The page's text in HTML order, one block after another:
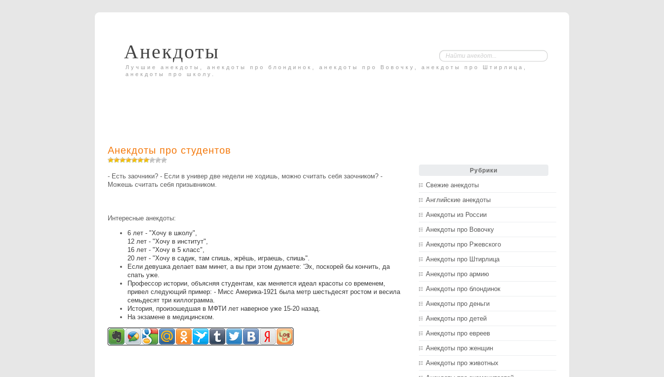
Анекдоты
Лучшие анекдоты, анекдоты про блондинок, анекдоты про Вовочку, анекдоты про Штирлица,
анекдоты про школу.
Анекдоты про студентов
- Есть заочники? - Если в универ две недели не ходишь, можно считать себя заочником? -
Можешь считать себя призывником.
Интересные анекдоты:
6 лет - "Хочу в школу",
12 лет - "Хочу в институт",
16 лет - "Хочу в 5 класс",
20 лет - "Хочу в садик, там спишь, жрёшь, играешь, спишь".
Если девушка делает вам минет, а вы при этом думаете: 'Эх, поскорей бы кончить, да
спать уже.
Профессор истории, объясняя студентам, как меняется идеал красоты со временем,
привел следующий пример: - Мисс Америка-1921 была метр шестьдесят ростом и весила
семьдесят три киллограмма.
История, произошедшая в МФТИ лет наверное уже 15-20 назад.
На экзамене в медицинском.
Рубрики
Свежие анекдоты
Английские анекдоты
Анекдоты из России
Анекдоты про Вовочку
Анекдоты про Ржевского
Анекдоты про Штирлица
Анекдоты про армию
Анекдоты про блондинок
Анекдоты про деньги
Анекдоты про детей
Анекдоты про евреев
Анекдоты про женщин
Анекдоты про животных